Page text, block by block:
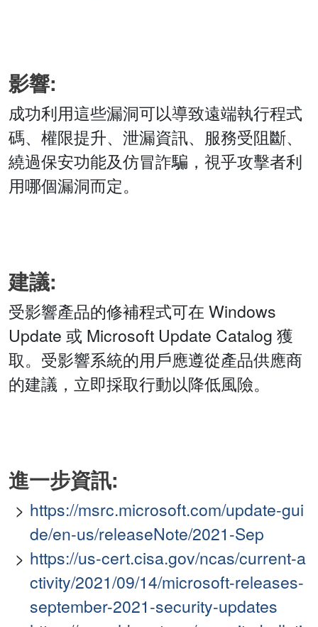
影響:
成功利用這些漏洞可以導致遠端執行程式
碼、權限提升、泄漏資訊、服務受阻斷、
繞過保安功能及仿冒詐騙，視乎攻擊者利
用哪個漏洞而定。
建議:
受影響產品的修補程式可在 Windows
Update 或 Microsoft Update Catalog 獲
取。受影響系統的用戶應遵從產品供應商
的建議，立即採取行動以降低風險。
進一步資訊:
https://msrc.microsoft.com/update-gui
de/en-us/releaseNote/2021-Sep
https://us-cert.cisa.gov/ncas/current-a
ctivity/2021/09/14/microsoft-releases-
september-2021-security-updates